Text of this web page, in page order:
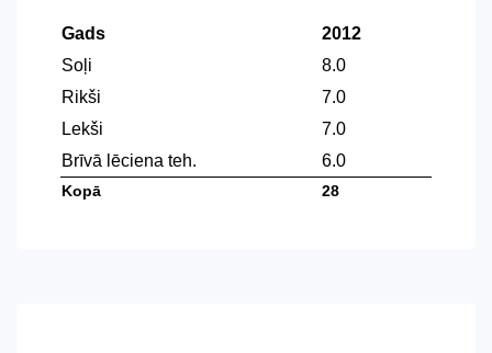
Gads
2012
Soļi
8.0
Rikši
7.0
Lekši
7.0
Brīvā lēciena teh.
6.0
Kopā 28